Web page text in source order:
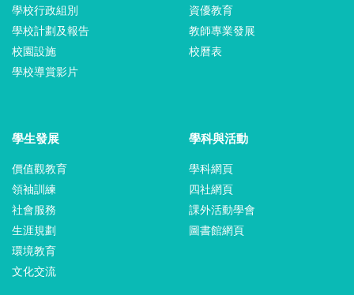
學校行政組別
學校計劃及報告
校園設施
學校導賞影片
資優教育
教師專業發展
校曆表
學生發展
價值觀教育
領袖訓練
社會服務
生涯規劃
環境教育
文化交流
學科與活動
學科網頁
四社網頁
課外活動學會
圖書館網頁